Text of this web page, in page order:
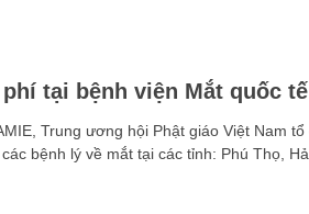
tại bệnh viện Mắt quốc tế
Trung ương hội Phật giáo Việt Nam
bệnh lý về mắt tại các tỉnh: Phú Thọ,